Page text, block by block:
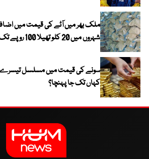
ملک بھر میں آٹے کی قیمت میں
شہروں میں 20 کلو تھیلا 100 روپے تک مہنگا
سونے کی قیمت میں مسلسل تیسرے
کہاں تک جا پہنچا؟